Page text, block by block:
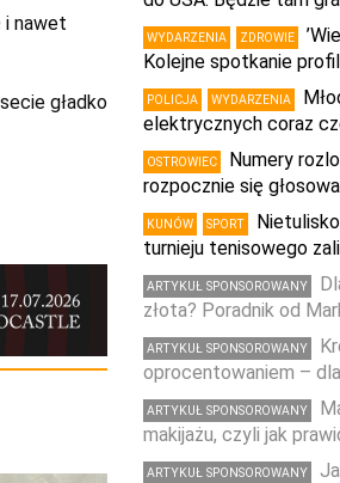
i nawet
gładko
WYDARZENIA ZDROWIE
Kolejne spotkanie
POLICJA WYDARZENIA
elektrycznych coraz
OSTROWIEC
Numery
rozpocznie się
KUNÓW SPORT
turnieju tenisowego
ARTYKUŁ SPONSOROWANY
złota? Poradnik od
ARTYKUŁ SPONSOROWANY
oprocentowaniem –
ARTYKUŁ SPONSOROWANY
makijażu, czyli jak
ARTYKUŁ SPONSOROWANY